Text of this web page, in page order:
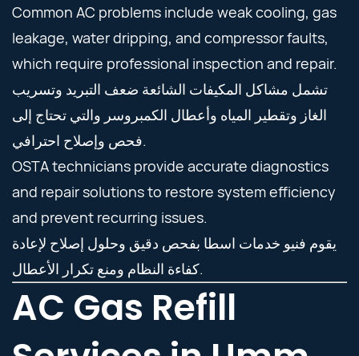
Common AC problems include weak cooling, gas
leakage, water dripping, and compressor faults,
which require professional inspection and repair.
تشمل مشاكل المكيفات الشائعة ضعف التبريد وتسريب
الغاز وتقطير المياه وأعطال الكمبروسر والتي تحتاج إلى
فحص وإصلاح احترافي.
OSTA technicians provide accurate diagnostics
and repair solutions to restore system efficiency
and prevent recurring issues.
يقوم فنيو خدمات اسطا بفحص دقيق وحلول إصلاح لإعادة
كفاءة النظام ومنع تكرار الأعطال.
AC Gas Refill